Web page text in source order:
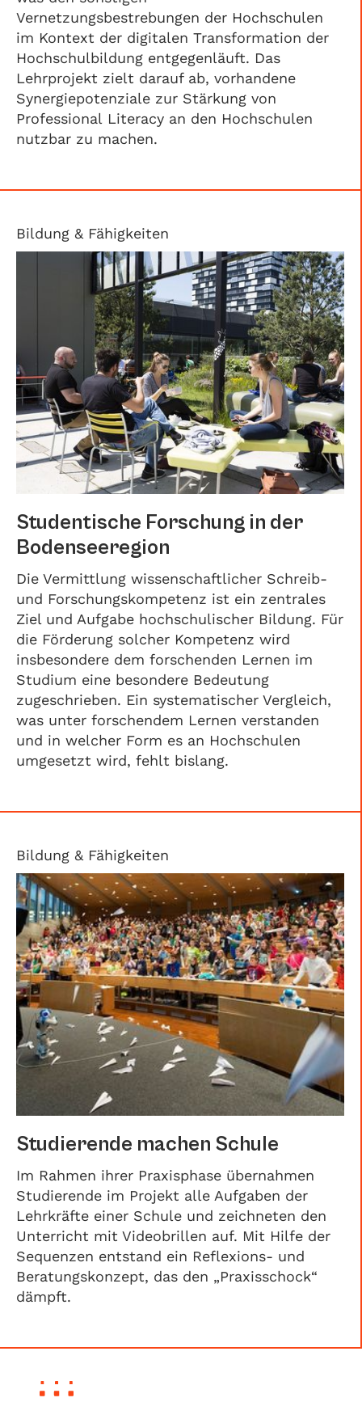
Vernetzungsbestrebungen der Hochschulen
im Kontext der digitalen Transformation der
Hochschulbildung entgegenläuft. Das
Lehrprojekt zielt darauf ab, vorhandene
Synergiepotenziale zur Stärkung von
Professional Literacy an den Hochschulen
nutzbar zu machen.
Bildung & Fähigkeiten
Studentische Forschung in der
Bodenseeregion
Die Vermittlung wissenschaftlicher Schreib-
und Forschungskompetenz ist ein zentrales
Ziel und Aufgabe hochschulischer Bildung. Für
die Förderung solcher Kompetenz wird
insbesondere dem forschenden Lernen im
Studium eine besondere Bedeutung
zugeschrieben. Ein systematischer Vergleich,
was unter forschendem Lernen verstanden
und in welcher Form es an Hochschulen
umgesetzt wird, fehlt bislang.
Bildung & Fähigkeiten
Studierende machen Schule
Im Rahmen ihrer Praxisphase übernahmen
Studierende im Projekt alle Aufgaben der
Lehrkräfte einer Schule und zeichneten den
Unterricht mit Videobrillen auf. Mit Hilfe der
Sequenzen entstand ein Reflexions- und
Beratungskonzept, das den „Praxisschock“
dämpft.